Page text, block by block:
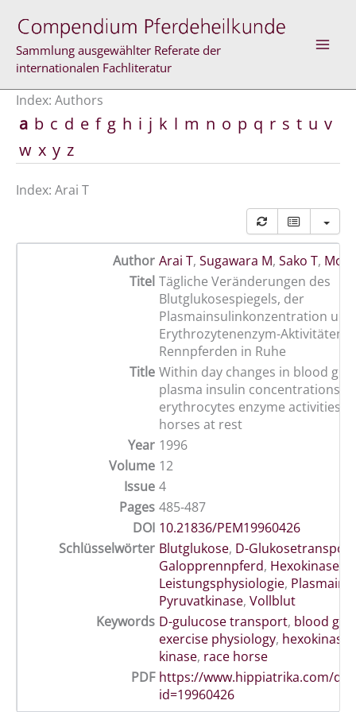
content
Sammlung ausgewählter Referate der
internationalen Fachliteratur
Index: Authors
a b c d e f g h i j k l m n o p q r s t u v
w x y z
Index: Arai T
Author Arai T, Sugawara M, Sako T,
Titel Tägliche Veränderungen des
Blutglukosespiegels, der
Plasmainsulinkonzentration
Erythrozytenenzym-Aktivitäten
Rennpferden in Ruhe
Title Within day changes in blood
plasma insulin concentrations
erythrocytes enzyme activities
horses at rest
Year 1996
Volume 12
Issue 4
Pages 485-487
DOI 10.21836/PEM19960426
Schlüsselwörter Blutglukose, D-Glukosetransport
Galopprennpferd, Hexokinase
Leistungsphysiologie,
Pyruvatkinase, Vollblut
Keywords D-gulucose transport, blood
exercise physiology, hexokinase
kinase, race horse
PDF https://www.hippiatrika.com/
id=19960426